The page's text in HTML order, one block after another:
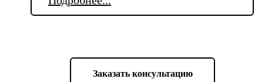
Заказать консультацию